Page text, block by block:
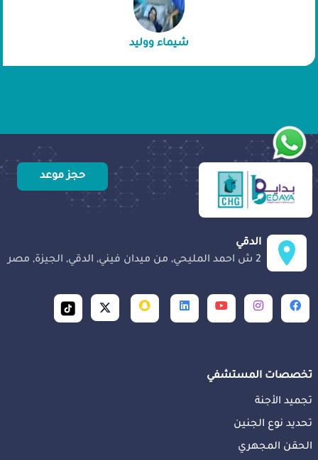
شيماء ووليد
حجز موعد
الدقي
2 ش احمد المليحي, من ميدان فيني, الدقي, الجيزة, مصر
تخصصات المستشفي
تجميد الأجنة
تحديد نوع الجنين
الحقن المجهري